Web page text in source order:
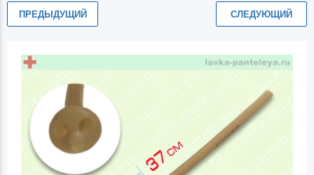
ПРЕДЫДУЩИЙ СЛЕДУЮЩИЙ